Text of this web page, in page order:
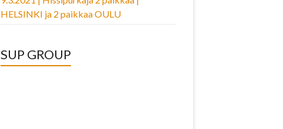
HELSINKI ja 2 paikkaa OULU
SUP GROUP